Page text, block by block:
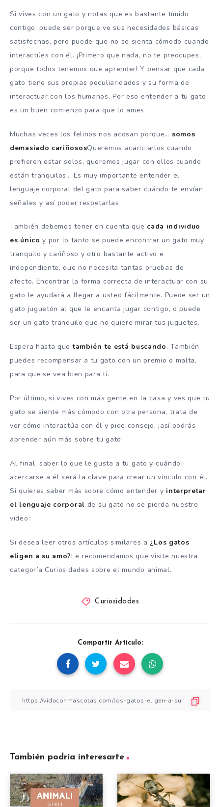
Si vives con un gato y notas que es bastante tímido
contigo, puede ser porque ve sus necesidades básicas
satisfechas, pero puede que no se sienta cómodo cuando
interactúes con él. ¡Primero que nada, no te preocupes,
porque todos tenemos que aprender! Y pensar que cada
gato tiene sus propias peculiaridades y su forma de
interactuar con los humanos. Por eso entender a tu gato
es un buen comienzo para que lo ames.
Muchas veces los felinos nos acosan porque… somos
demasiado cariñososQueremos acariciarlos cuando
prefieren estar solos, queremos jugar con ellos cuando
están tranquilos… Es muy importante entender el
lenguaje corporal del gato para saber cuándo te envían
señales y así poder respetarlas.
También debemos tener en cuenta que cada individuo
es único y por lo tanto se puede encontrar un gato muy
tranquilo y cariñoso y otro bastante activo e
independiente, que no necesita tantas pruebas de
afecto. Encontrar la forma correcta de interactuar con su
gato le ayudará a llegar a usted fácilmente. Puede ser un
gato juguetón al que le encanta jugar contigo, o puede
ser un gato tranquilo que no quiere mirar tus juguetes.
Espera hasta quetambién te está buscando. También
puedes recompensar a tu gato con un premio o malta,
para que se vea bien para ti.
Por último, si vives con más gente en la casa y ves que tu
gato se siente más cómodo con otra persona, trata de
ver cómo interactúa con él y pide consejo, ¡así podrás
aprender aún más sobre tu gato!
Al final, saber lo que le gusta a tu gato y cuándo
acercarse a él será la clave para crear un vínculo con él.
Si quieres saber más sobre cómo entender y interpretar
el lenguaje corporal de su gato no se pierda nuestro
video:
Si desea leer otros artículos similares a ¿Los gatos
eligen a su amo?Le recomendamos que visite nuestra
categoría Curiosidades sobre el mundo animal.
Curiosidades
Compartir Artículo:
También podría interesarte